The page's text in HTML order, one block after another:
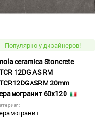
Популярно у дизайнеров!
ceramica Stoncrete
12DG AS RM
20mm
60x120